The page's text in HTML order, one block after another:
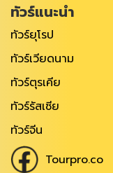
ทัวร์แนะนำ
ทัวร์ยุโรป
ทัวร์เวียดนาม
ทัวร์ตุรเคีย
ทัวร์รัสเซีย
ทัวร์จีน
Tourpro.co